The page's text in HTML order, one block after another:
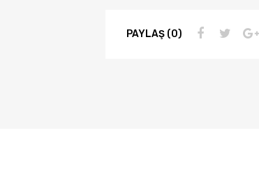
Far
PAYLAŞ (0)